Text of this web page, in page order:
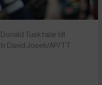
Tusk talar till
David Josek/AP/TT